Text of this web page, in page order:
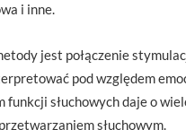
i inne.
jest połączenie
pod względem
funkcji słuchowych daje o
słuchowym.